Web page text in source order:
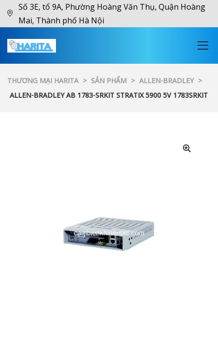
Số 3E, tổ 9A, Phường Hoàng Văn Thụ, Quận Hoàng
Mai, Thành phố Hà Nội
THƯƠNG MẠI HARITA > SẢN PHẨM > ALLEN-BRADLEY >
ALLEN-BRADLEY AB 1783-SRKIT STRATIX 5900 5V 1783SRKIT